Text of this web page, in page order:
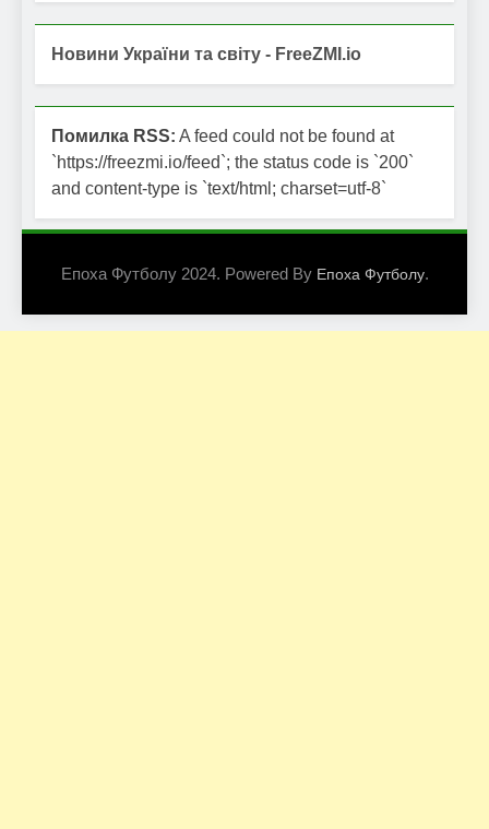
Новини України та світу - FreeZMI.io
Помилка RSS: A feed could not be found at
`https://freezmi.io/feed`; the status code is `200`
and content-type is `text/html; charset=utf-8`
Епоха Футболу 2024. Powered By Епоха Футболу.